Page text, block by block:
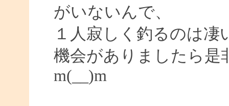
がいないんで、
１人寂しく釣るのは凄
機会がありましたら
m(__)m